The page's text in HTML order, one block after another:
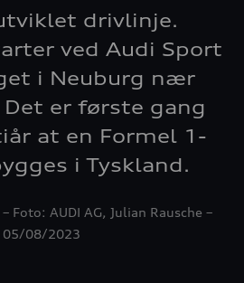
drivlinje.
ved Audi Sport
i Neuburg nær
er første gang
at en Formel 1-
i Tyskland.
Foto: AUDI AG, Julian Rausche –
05/08/2023